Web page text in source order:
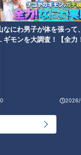
なにわ男子が体を張って
ギモンを大調査！【全力
2026/
ューブクロワッ